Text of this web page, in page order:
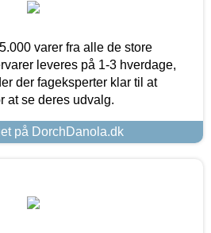
varer fra alle de store
leveres på 1-3 hverdage,
der fageksperter klar til at
at se deres udvalg.
på DorchDanola.dk